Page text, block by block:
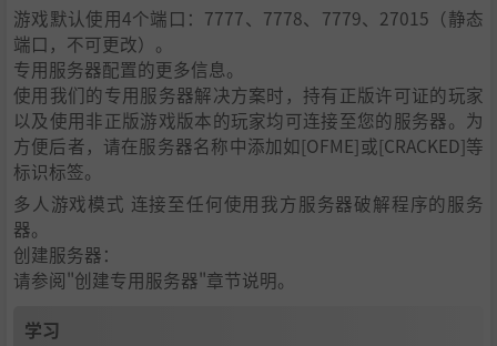
无论是最青睐的步枪，还是一条经久耐穿的牛仔裤，妥善维
护保养对装备来说至关重要。维护情况将决定你的负重、武
器故障频率以及制作品质等等要素。
载具
游戏默认使用4个端口：7777、7778、7779、27015（静态
端口，不可更改）。
专用服务器配置的更多信息。
使用我们的专用服务器解决方案时，持有正版许可证的玩家
以及使用非正版游戏版本的玩家均可连接至您的服务器。为
方便后者，请在服务器名称中添加如[OFME]或[CRACKED]等
标识标签。
多人游戏模式 连接至任何使用我方服务器破解程序的服务
器。
创建服务器：
请参阅"创建专用服务器"章节说明。
学习